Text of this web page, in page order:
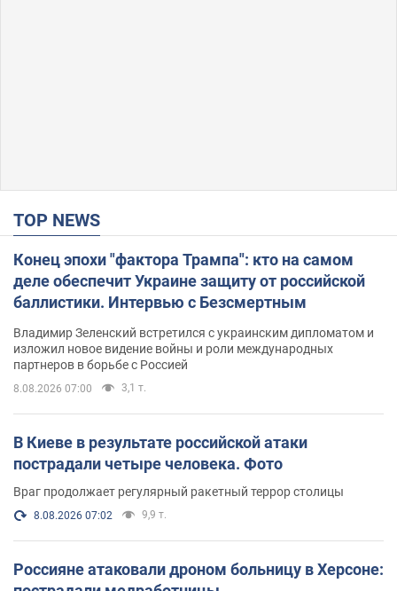
TOP NEWS
Конец эпохи "фактора Трампа": кто на самом
деле обеспечит Украине защиту от российской
баллистики. Интервью с Безсмертным
Владимир Зеленский встретился с украинским дипломатом и
изложил новое видение войны и роли международных
партнеров в борьбе с Россией
8.08.2026 07:00 3,1 т.
В Киеве в результате российской атаки
пострадали четыре человека. Фото
Враг продолжает регулярный ракетный террор столицы
8.08.2026 07:02 9,9 т.
Россияне атаковали дроном больницу в Херсоне: